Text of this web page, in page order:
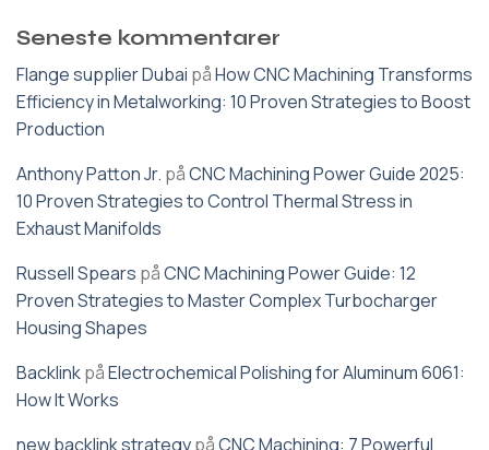
Seneste kommentarer
Flange supplier Dubai påHow CNC Machining Transforms
Efficiency in Metalworking: 10 Proven Strategies to Boost
Production
Anthony Patton Jr. påCNC Machining Power Guide 2025:
10 Proven Strategies to Control Thermal Stress in
Exhaust Manifolds
Russell Spears påCNC Machining Power Guide: 12
Proven Strategies to Master Complex Turbocharger
Housing Shapes
BacklinkpåElectrochemical Polishing for Aluminum 6061:
How It Works
new backlink strategypåCNC Machining: 7 Powerful